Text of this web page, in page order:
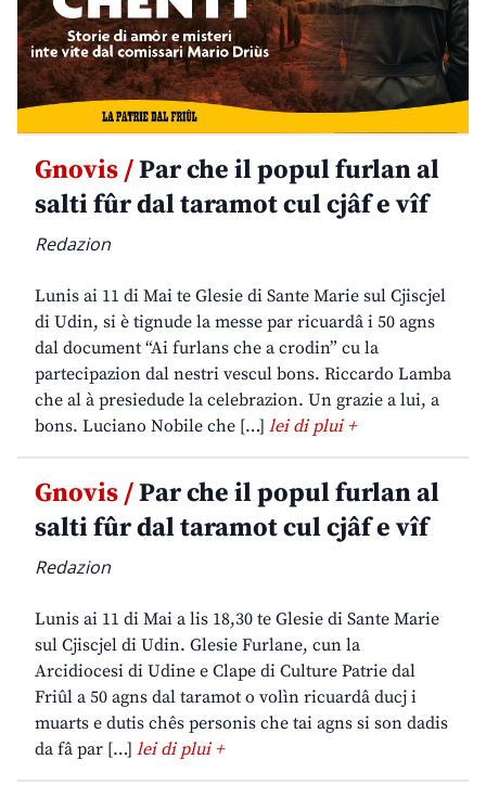
Gnovis /Par che il popul furlan al
salti fûr dal taramot cul cjâf e vîf
Redazion
Lunis ai 11 di Mai te Glesie di Sante Marie sul Cjiscjel
di Udin, si è tignude la messe par ricuardâ i 50 agns
dal document “Ai furlans che a crodin” cu la
partecipazion dal nestri vescul bons. Riccardo Lamba
che al à presiedude la celebrazion. Un grazie a lui, a
bons. Luciano Nobile che […] lei di plui +
Gnovis /Par che il popul furlan al
salti fûr dal taramot cul cjâf e vîf
Redazion
Lunis ai 11 di Mai a lis 18,30 te Glesie di Sante Marie
sul Cjiscjel di Udin. Glesie Furlane, cun la
Arcidiocesi di Udine e Clape di Culture Patrie dal
Friûl a 50 agns dal taramot o volìn ricuardâ ducj i
muarts e dutis chês personis che tai agns si son dadis
da fâ par […] lei di plui +